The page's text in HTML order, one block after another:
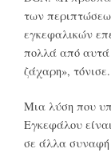
των
εγκεφαλικών
πολλά από αυτά
ζάχαρη», τόνισε.
Μια λύση που
Εγκεφάλου
σε άλλα συναφή